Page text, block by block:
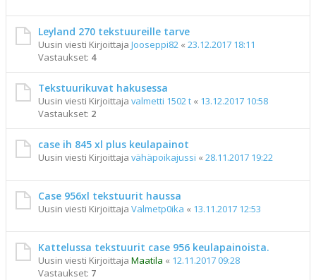
Leyland 270 tekstuureille tarve
Uusin viesti Kirjoittaja Jooseppi82 « 23.12.2017 18:11
Vastaukset: 4
Tekstuurikuvat hakusessa
Uusin viesti Kirjoittaja valmetti 1502 t « 13.12.2017 10:58
Vastaukset: 2
case ih 845 xl plus keulapainot
Uusin viesti Kirjoittaja vähäpoikajussi « 28.11.2017 19:22
Case 956xl tekstuurit haussa
Uusin viesti Kirjoittaja Valmetp0ika « 13.11.2017 12:53
Kattelussa tekstuurit case 956 keulapainoista.
Uusin viesti Kirjoittaja Maatila « 12.11.2017 09:28
Vastaukset: 7